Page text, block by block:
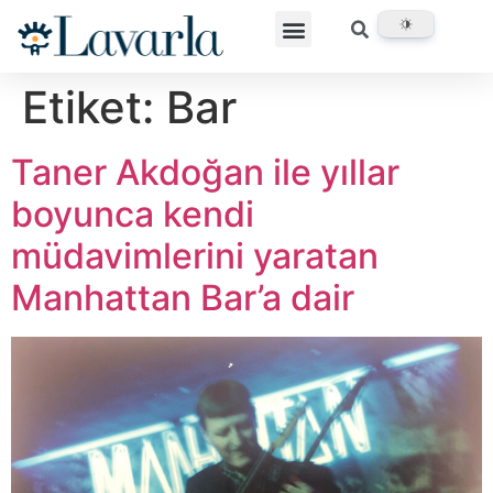
Etiket: Bar
Taner Akdoğan ile yıllar
boyunca kendi
müdavimlerini yaratan
Manhattan Bar’a dair